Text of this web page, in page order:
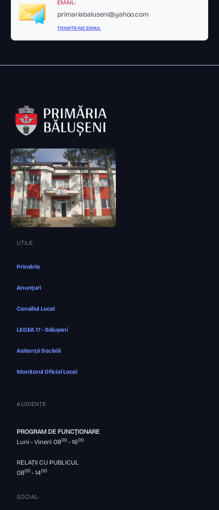
EMAIL:
primariabaluseni@yahoo.com
TRIMITE-NE EMAIL
UTILE
Primărie
Anunțuri
Consiliul Local
LEGEA 17 - Bălușeni
Asitență Socială
Monitorul Oficial Local
AUDIENȚE:
PROGRAM DE FUNCȚIONARE
Luni - Vineri: 0800 - 1600
RELAȚII CU PUBLICUL
0800 - 1400
SOCIAL: